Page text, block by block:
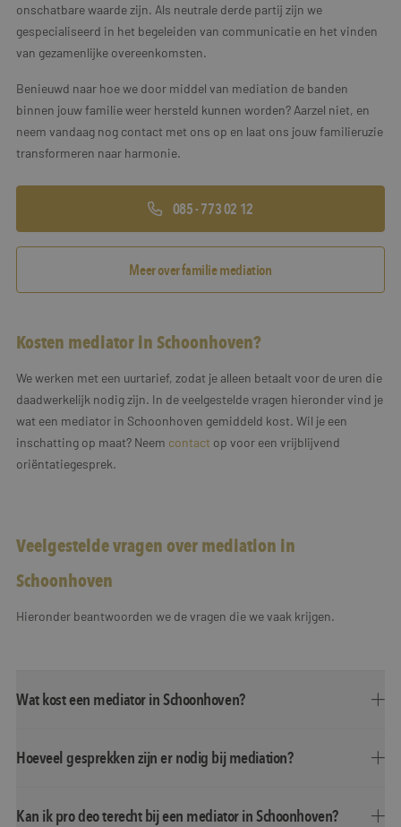
onschatbare waarde zijn. Als neutrale derde partij zijn we
gespecialiseerd in het begeleiden van communicatie en het vinden
van gezamenlijke overeenkomsten.
Benieuwd naar hoe we door middel van mediation de banden
binnen jouw familie weer hersteld kunnen worden? Aarzel niet, en
neem vandaag nog contact met ons op en laat ons jouw familieruzie
transformeren naar harmonie.
085 - 773 02 12
Meer over familie mediation
Kosten mediator in Schoonhoven?
We werken met een uurtarief, zodat je alleen betaalt voor de uren die
daadwerkelijk nodig zijn. In de veelgestelde vragen hieronder vind je
wat een mediator in Schoonhoven gemiddeld kost. Wil je een
inschatting op maat? Neem contact op voor een vrijblijvend
oriëntatiegesprek.
Veelgestelde vragen over mediation in
Schoonhoven
Hieronder beantwoorden we de vragen die we vaak krijgen.
Wat kost een mediator in Schoonhoven?
Hoeveel gesprekken zijn er nodig bij mediation?
Kan ik pro deo terecht bij een mediator in Schoonhoven?